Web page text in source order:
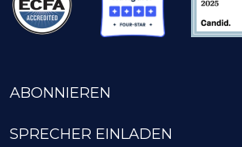
ABONNIEREN
SPRECHER EINLADEN